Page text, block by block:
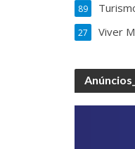
89
Viver
27
Anúncios_